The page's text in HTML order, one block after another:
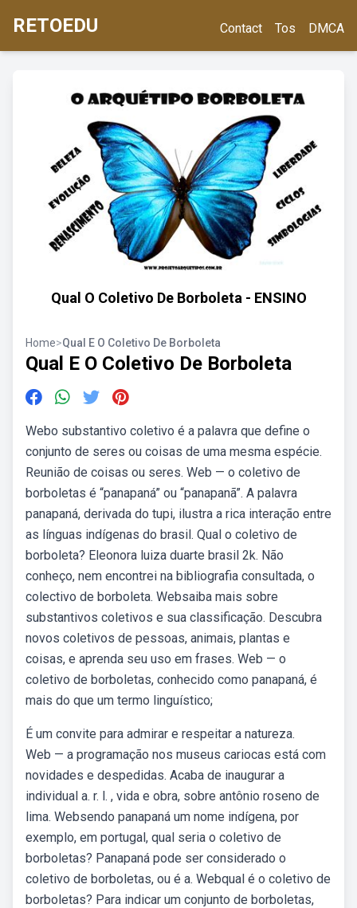
RETOEDU Contact Tos DMCA
Qual O Coletivo De Borboleta - ENSINO
Home>Qual E O Coletivo De Borboleta
Qual E O Coletivo De Borboleta
Webo substantivo coletivo é a palavra que define o
conjunto de seres ou coisas de uma mesma espécie.
Reunião de coisas ou seres. Web — o coletivo de
borboletas é “panapaná” ou “panapanã”. A palavra
panapaná, derivada do tupi, ilustra a rica interação entre
as línguas indígenas do brasil. Qual o coletivo de
borboleta? Eleonora luiza duarte brasil 2k. Não
conheço, nem encontrei na bibliografia consultada, o
colectivo de borboleta. Websaiba mais sobre
substantivos coletivos e sua classificação. Descubra
novos coletivos de pessoas, animais, plantas e
coisas, e aprenda seu uso em frases. Web — o
coletivo de borboletas, conhecido como panapaná, é
mais do que um termo linguístico;
É um convite para admirar e respeitar a natureza.
Web — a programação nos museus cariocas está com
novidades e despedidas. Acaba de inaugurar a
individual a. r. l. , vida e obra, sobre antônio roseno de
lima. Websendo panapaná um nome indígena, por
exemplo, em portugal, qual seria o coletivo de
borboletas? Panapaná pode ser considerado o
coletivo de borboletas, ou é a. Webqual é o coletivo de
borboletas? Para indicar um conjunto de borboletas,